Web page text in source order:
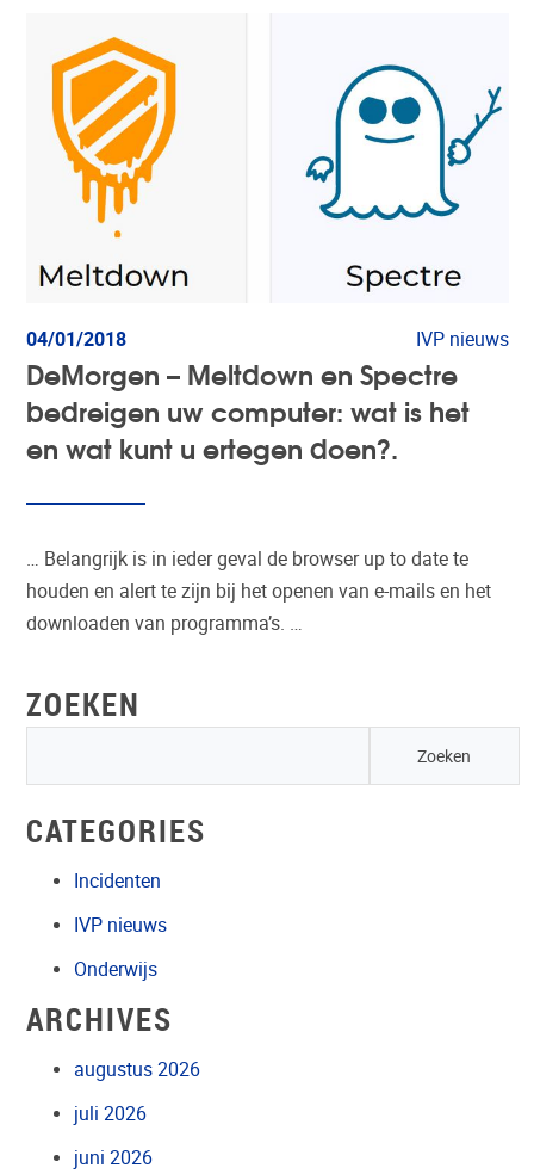
04/01/2018 IVP nieuws
DeMorgen – Meltdown en Spectre
bedreigen uw computer: wat is het
en wat kunt u ertegen doen?.
… Belangrijk is in ieder geval de browser up to date te
houden en alert te zijn bij het openen van e-mails en het
downloaden van programma’s. …
ZOEKEN
CATEGORIES
Incidenten
IVP nieuws
Onderwijs
ARCHIVES
augustus 2026
juli 2026
juni 2026